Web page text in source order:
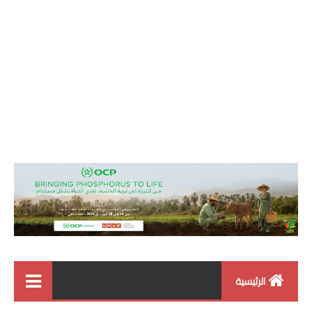
الرئيسية